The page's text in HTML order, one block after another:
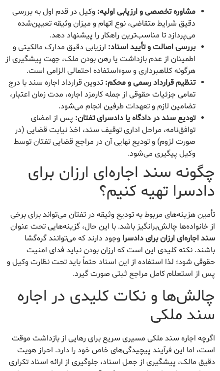
مشاوره تخصصی و ارزیابی اولیه: وکیل در قدم اول به بررسی
دقیق شرایط متقاضی، نوع اتهام و میزان وثیقه تعیین‌شده
می‌پردازد تا مناسب‌ترین راهکار را پیشنهاد دهد.
بررسی اصالت و تأیید اسناد: ارزیابی دقیق مدارک مالکیتی و
اطمینان از عدم بازداشت یا رهن بودن ملک، جهت پیشگیری از
هرگونه کلاهبرداری و سوءاستفاده احتمالی الزامی است.
تنظیم قرارداد رسمی و محکم: تدوین قرارداد اجاره سند با درج
تمامی جزئیات حقوقی از جمله کارمزد اجاره، مدت زمان اعتبار،
تضامین لازم و تعهدات طرفین انجام می‌شود.
تودیع سند در دادگاه یا دادسرای تفتان: پس از امضای
توافق‌نامه، مراحل اداری توقیف سند، اخذ نیابت قضایی (در
صورت لزوم) و تودیع نهایی آن در مراجع قضایی تفتان توسط
وکیل پیگیری می‌شود.
چگونه سند اجاره‌ای ارزان برای
دادسرا تهیه کنیم؟
تأمین هزینه‌های مربوط به تودیع وثیقه در تفتان می‌تواند برای برخی
از خانواده‌ها چالش‌برانگیز باشد. با این حال، گزینه‌هایی تحت عنوان
سند اجاره‌ای ارزان برای دادسرا وجود دارند که می‌توانند گره‌گشا
باشند. نکته کلیدی این است که ارزان بودن نباید فدای امنیت
حقوقی شود؛ لذا استفاده از این اسناد حتماً باید تحت نظارت وکیل و
پس از استعلام کامل مراجع ثبتی صورت گیرد.
چالش‌ها و نکات کلیدی در اجاره
سند ملکی
اگرچه اجاره سند ملکی مسیری سریع برای رهایی از بازداشت موقت
است، اما این فرآیند پیچیدگی‌های خاص خود را دارد. احراز هویت
دقیق مالک، پیشگیری از جعل اسناد، جلوگیری از ارائه اسناد تکراری